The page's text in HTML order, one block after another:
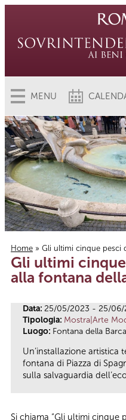
MENU
Tu sei qui
Home » Gli ultimi cinque pesci
Gli ultimi
alla fontana
Data: 25/05/2023 - 25/06/
Tipologia: Mostra|Arte
Luogo: Fontana della
Un’installazione artistica
fontana di Piazza di
sulla salvaguardia
Si chiama “Gli ultimi cinque